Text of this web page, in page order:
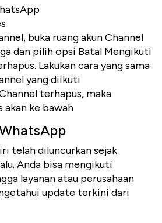
buka ruang akun Channel
dan pilih opsi Batal Mengikuti
Lakukan cara yang sama
yang diikuti
terhapus, maka
ke bawah
telah diluncurkan sejak
Anda bisa mengikuti
layanan atau perusahaan
update terkini dari